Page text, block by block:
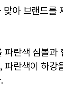
아 브랜드를
파란색 심볼과
란색이 하강